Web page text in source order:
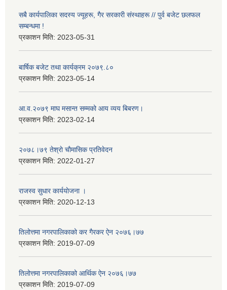
सबै कार्यपालिका सदस्य ज्यूहरू, गैर सरकारी संस्थाहरू // पुर्व बजेट छलफल
सम्बन्धमा !
प्रकाशन मिति: 2023-05-31
बार्षिक बजेट तथा कार्यक्रम २०७९.८०
प्रकाशन मिति: 2023-05-14
आ.व.२०७९ माघ मसान्त सम्मको आय व्यय बिबरण।
प्रकाशन मिति: 2023-02-14
२०७८।७९ तेश्राे चाैमासिक प्रतिवेदन
प्रकाशन मिति: 2022-01-27
राजस्व सुधार कार्ययाेजना ।
प्रकाशन मिति: 2020-12-13
तिलोत्तमा नगरपालिकाको कर गैरकर ऐन २०७६।७७
प्रकाशन मिति: 2019-07-09
तिलोत्तमा नगरपालिकाको आर्थिक ऐन २०७६।७७
प्रकाशन मिति: 2019-07-09